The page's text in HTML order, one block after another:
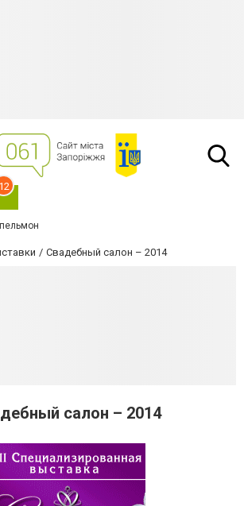
12
Свадебный салон – 2014
салон – 2014